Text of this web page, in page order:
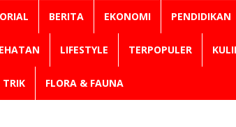
BERITA EKONOMI PENDIDIKAN
LIFESTYLE TERPOPULER
TRIK FLORA & FAUNA